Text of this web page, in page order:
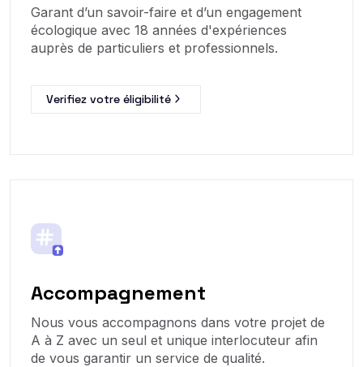
Garant d’un savoir-faire et d’un engagement
écologique avec 18 années d'expériences
auprès de particuliers et professionnels.
Verifiez votre éligibilité
Accompagnement
Nous vous accompagnons dans votre projet de
A à Z avec un seul et unique interlocuteur afin
de vous garantir un service de qualité.